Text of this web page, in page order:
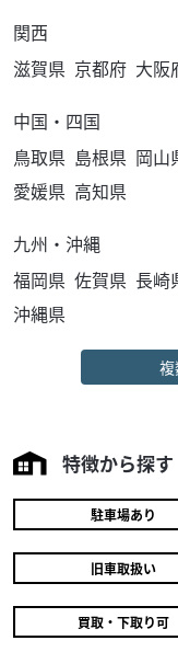
ホンダ
【残価据置 対象】
本体価格:
用品類
本体価格:
4,935
ホンダ純正 ＵＳＢ
車両ご購入頂いた
とのリクエスト ホ
をお勧めしました。
関西
滋賀県 京都府 大阪
中国・四国
鳥取県 島根県 岡山
愛媛県 高知県
九州・沖縄
福岡県 佐賀県 長崎
沖縄県
特徴から探す
駐車場あり
旧車取扱い
買取・下取り可